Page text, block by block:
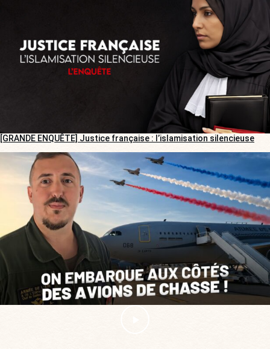
[GRANDE ENQUÊTE] Justice française : l’islamisation silencieuse